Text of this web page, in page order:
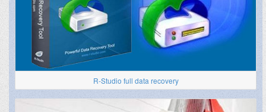
R-Studio full data recovery